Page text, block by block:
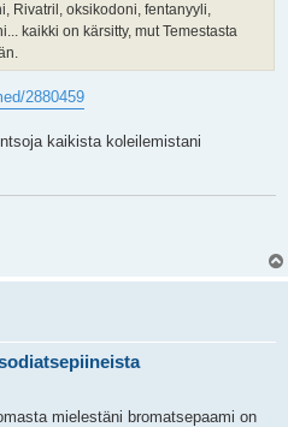
Rivatril, oksikodoni, fentanyyli,
kaikki on kärsitty, mut Temestasta
2880459
kaikista koleilemistani
mielestäni bromatsepaami on